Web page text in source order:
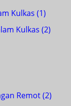
Kulkas (1)
Kulkas (2)
Remot(2)